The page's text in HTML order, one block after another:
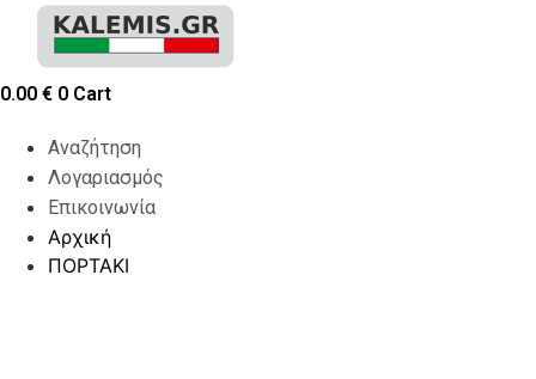
0.00 € 0 Cart
Αναζήτηση
Λογαριασμός
Επικοινωνία
Αρχική
ΠΟΡΤΑΚΙ